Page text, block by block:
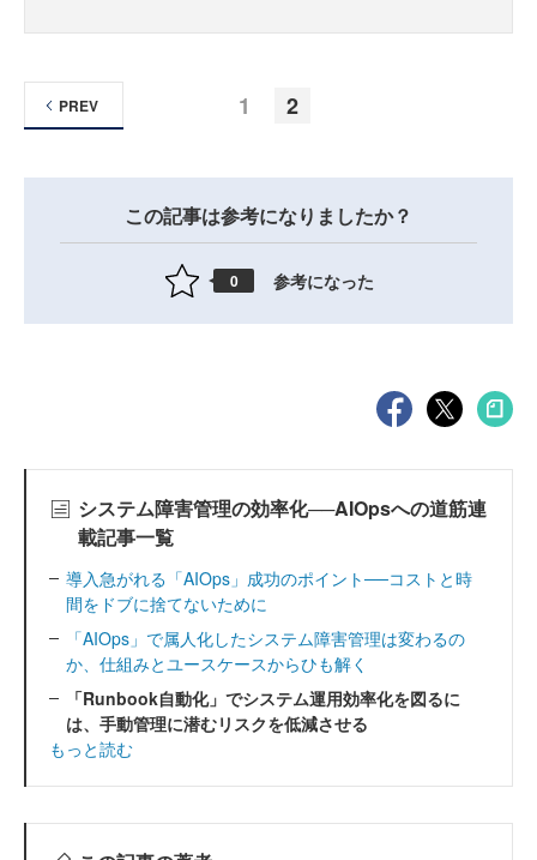
1 2
PREV
この記事は参考になりましたか？
0 参考になった
システム障害管理の効率化──AIOpsへの道筋連
載記事一覧
導入急がれる「AIOps」成功のポイント──コストと時
間をドブに捨てないために
「AIOps」で属人化したシステム障害管理は変わるの
か、仕組みとユースケースからひも解く
「Runbook自動化」でシステム運用効率化を図るに
は、手動管理に潜むリスクを低減させる
もっと読む